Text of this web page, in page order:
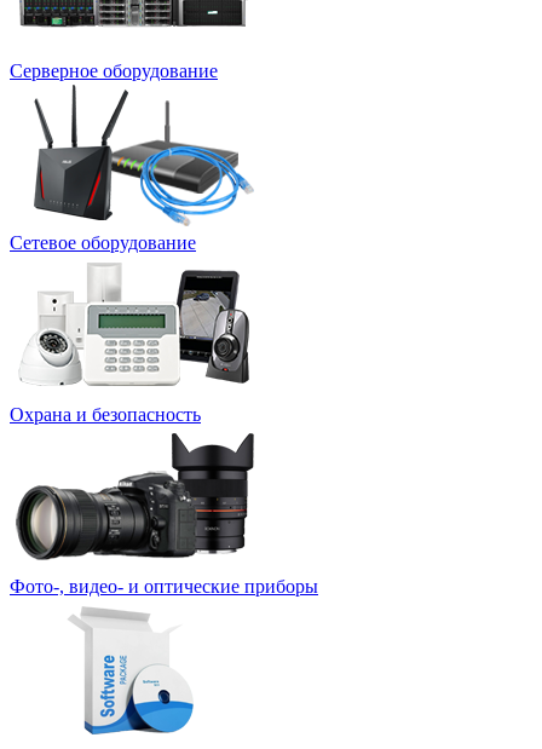
Серверное оборудование
Сетевое оборудование
Охрана и безопасность
Фото-, видео- и оптические приборы